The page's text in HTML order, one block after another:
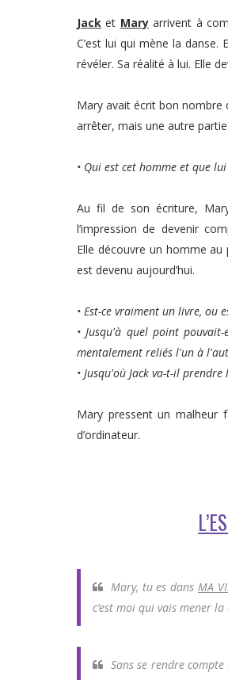
Jack et Maryarrivent à
C’est lui qui mène la
révéler. Sa réalité à lui. Elle
Mary avait écrit bon nombre
arrêter, mais une autre
• Qui est cet homme et que
Au fil de son écriture,
l’impression de devenir
Elle découvre un homme au
est devenu aujourd’hui.
• Est-ce vraiment un livre, ou
• Jusqu'à quel point
mentalement reliés l'un à
• Jusqu'où Jack va-t-il
Mary pressent un malheur
d’ordinateur.
Mary, tu es dans MA
c’est moi qui vais mener
Sans se rendre